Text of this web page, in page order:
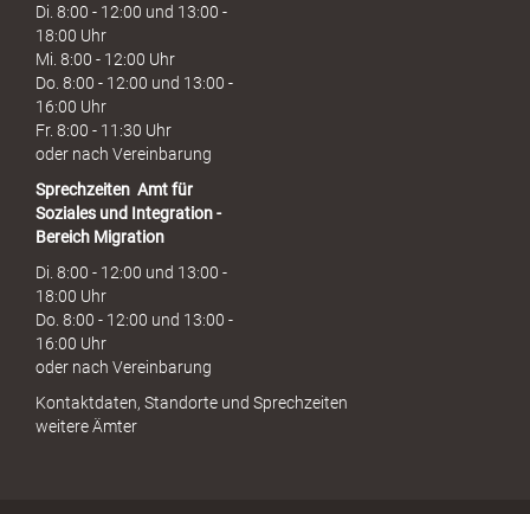
Di. 8:00 - 12:00 und 13:00 -
18:00 Uhr
Mi. 8:00 - 12:00 Uhr
Do. 8:00 - 12:00 und 13:00 -
16:00 Uhr
Fr. 8:00 - 11:30 Uhr
oder nach Vereinbarung
Sprechzeiten Amt für
Soziales und Integration -
Bereich Migration
Di. 8:00 - 12:00 und 13:00 -
18:00 Uhr
Do. 8:00 - 12:00 und 13:00 -
16:00 Uhr
oder nach Vereinbarung
Kontaktdaten, Standorte und Sprechzeiten
weitere Ämter